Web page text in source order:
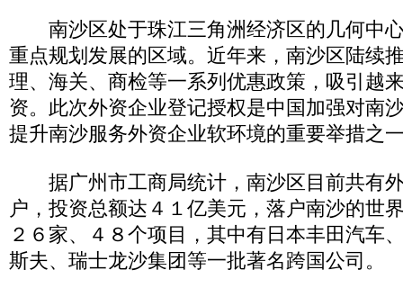
南沙区处于珠江三角洲经济区的几何中
重点规划发展的区域。近年来，南沙区陆续
理、海关、商检等一系列优惠政策，吸引越
资。此次外资企业登记授权是中国加强对南
提升南沙服务外资企业软环境的重要举措之
据广州市工商局统计，南沙区目前共有
户，投资总额达４１亿美元，落户南沙的世
２６家、４８个项目，其中有日本丰田汽车
斯夫、瑞士龙沙集团等一批著名跨国公司。